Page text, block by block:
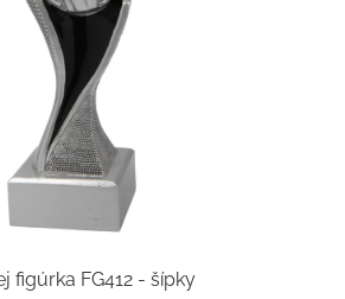
figúrka FG412 - šípky